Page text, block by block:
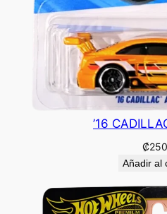
’16
₡
Añadir al